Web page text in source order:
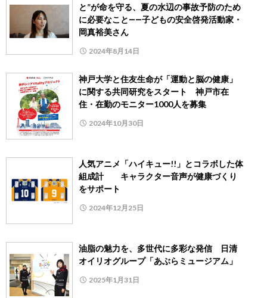
と”が命を守る、夏の水辺の事故予防のため
に必要なこと――子どもの安全啓発活動家・
岡真裕美さん
2024年8月14日
神戸大学と住友生命が「運動と脳の健康」
に関する共同研究をスタート 神戸市在
住・在勤のモニター1000人を募集
2024年10月30日
人気アニメ「ハイキュー!!」とコラボした体
組成計 キャラクター音声が健康づくり
をサポート
2024年12月25日
油脂の魅力を、多世代に多彩な発信 日清
オイリオグループ「あぶらミュージアム」
2025年1月31日